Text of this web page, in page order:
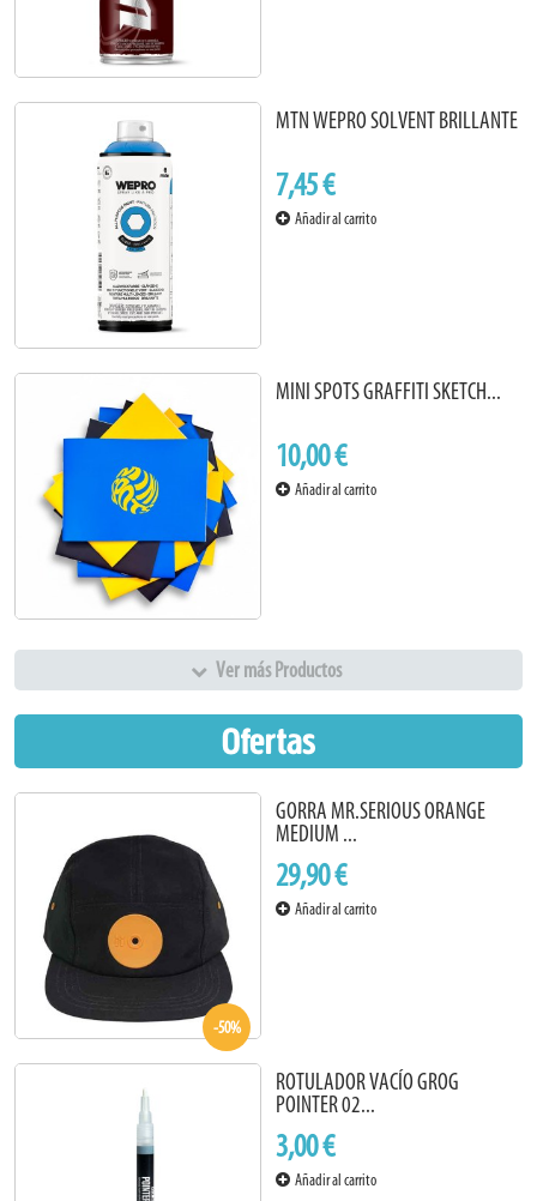
MTN WEPRO SOLVENT BRILLANTE
7,45 €
Añadir al carrito
MINI SPOTS GRAFFITI SKETCH...
10,00 €
Añadir al carrito
Ver más Productos
Ofertas
-50%
GORRA MR.SERIOUS ORANGE
MEDIUM ...
29,90 €
Añadir al carrito
ROTULADOR VACÍO GROG
POINTER 02...
3,00 €
Añadir al carrito